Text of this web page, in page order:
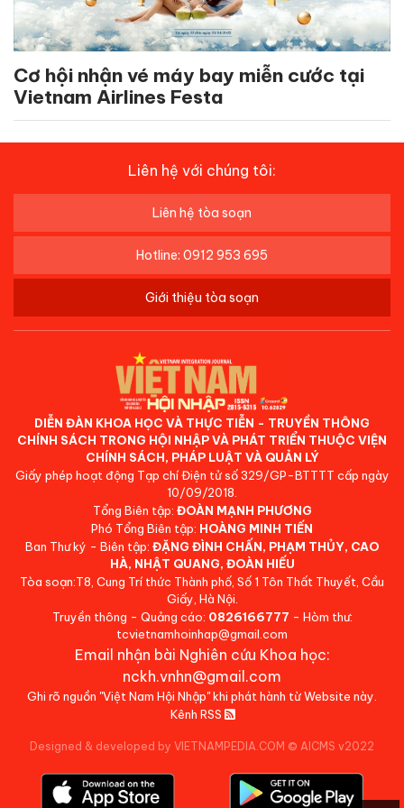
Cơ hội nhận vé máy bay miễn cước tại
Vietnam Airlines Festa
Liên hệ với chúng tôi:
Liên hệ tòa soạn
Hotline: 0912 953 695
Giới thiệu tòa soạn
DIỄN ĐÀN KHOA HỌC VÀ THỰC TIỄN - TRUYỀN THÔNG
CHÍNH SÁCH TRONG HỘI NHẬP VÀ PHÁT TRIỂN THUỘC VIỆN
CHÍNH SÁCH, PHÁP LUẬT VÀ QUẢN LÝ
Giấy phép hoạt động Tạp chí Điện tử số 329/GP-BTTTT cấp ngày
10/09/2018.
Tổng Biên tập: ĐOÀN MẠNH PHƯƠNG
Phó Tổng Biên tập: HOÀNG MINH TIẾN
Ban Thư ký - Biên tập: ĐẶNG ĐÌNH CHẤN, PHẠM THỦY, CAO
HÀ, NHẬT QUANG, ĐOÀN HIẾU
Tòa soạn:T8, Cung Trí thức Thành phố, Số 1 Tôn Thất Thuyết, Cầu
Giấy, Hà Nội.
Truyền thông - Quảng cáo: 0826166777 - Hòm thư:
tcvietnamhoinhap@gmail.com
Email nhận bài Nghiên cứu Khoa học:
nckh.vnhn@gmail.com
Ghi rõ nguồn "Việt Nam Hội Nhập" khi phát hành từ Website này.
Kênh RSS
Designed & developed by VIETNAMPEDIA.COM © AICMS v2022